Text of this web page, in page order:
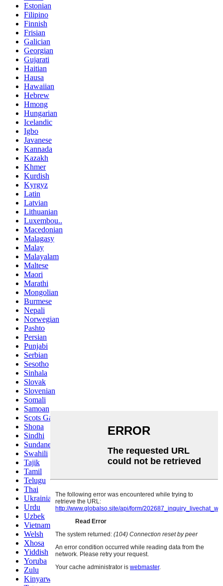
Estonian
Filipino
Finnish
Frisian
Galician
Georgian
Gujarati
Haitian
Hausa
Hawaiian
Hebrew
Hmong
Hungarian
Icelandic
Igbo
Javanese
Kannada
Kazakh
Khmer
Kurdish
Kyrgyz
Latin
Latvian
Lithuanian
Luxembou..
Macedonian
Malagasy
Malay
Malayalam
Maltese
Maori
Marathi
Mongolian
Burmese
Nepali
Norwegian
Pashto
Persian
Punjabi
Serbian
Sesotho
Sinhala
Slovak
Slovenian
Somali
Samoan
Scots Gaelic
Shona
Sindhi
Sundanese
Swahili
Tajik
Tamil
Telugu
Thai
Ukrainian
Urdu
Uzbek
Vietnamese
Welsh
Xhosa
Yiddish
Yoruba
Zulu
Kinyarwanda